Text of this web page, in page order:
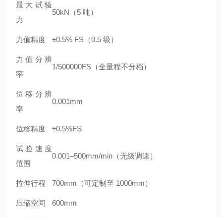
最大试验
力
50kN（5 吨）
力值精度 ±0.5% FS（0.5 级）
力值分辨
率
1/500000FS（全量程不分档）
位移分辨
率
0.001mm
位移精度 ±0.5%FS
试验速度
范围
0.001–500mm/min（无级调速）
拉伸行程 700mm（可定制至 1000mm）
压缩空间 600mm